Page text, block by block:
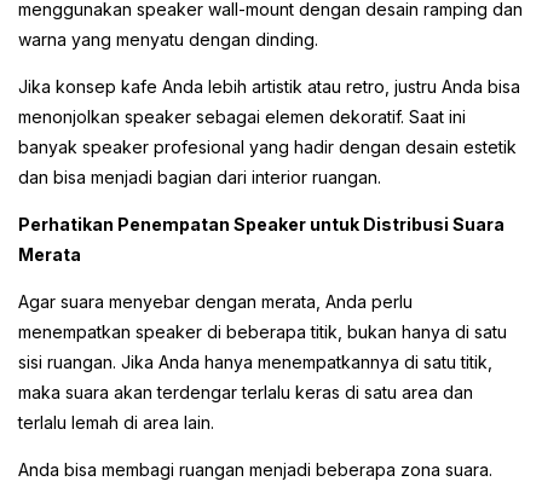
menggunakan speaker wall-mount dengan desain ramping dan
warna yang menyatu dengan dinding.
Jika konsep kafe Anda lebih artistik atau retro, justru Anda bisa
menonjolkan speaker sebagai elemen dekoratif. Saat ini
banyak speaker profesional yang hadir dengan desain estetik
dan bisa menjadi bagian dari interior ruangan.
Perhatikan Penempatan Speaker untuk Distribusi Suara
Merata
Agar suara menyebar dengan merata, Anda perlu
menempatkan speaker di beberapa titik, bukan hanya di satu
sisi ruangan. Jika Anda hanya menempatkannya di satu titik,
maka suara akan terdengar terlalu keras di satu area dan
terlalu lemah di area lain.
Anda bisa membagi ruangan menjadi beberapa zona suara.